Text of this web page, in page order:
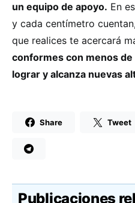
un equipo de apoyo. En
y cada centímetro
que realices te acercará
conformes con menos de
lograr y alcanza nuevas
Share Tweet
Publicaciones